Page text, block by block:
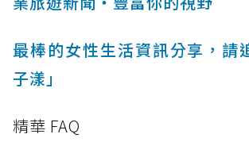
最棒的女性生活資訊分享，請
子漾」
精華 FAQ